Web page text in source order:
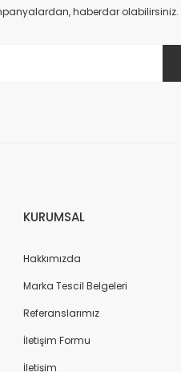
haberdar olabilirsiniz.
KURUMSAL
Hakkımızda
Marka Tescil Belgeleri
Referanslarımız
İletişim Formu
İletişim